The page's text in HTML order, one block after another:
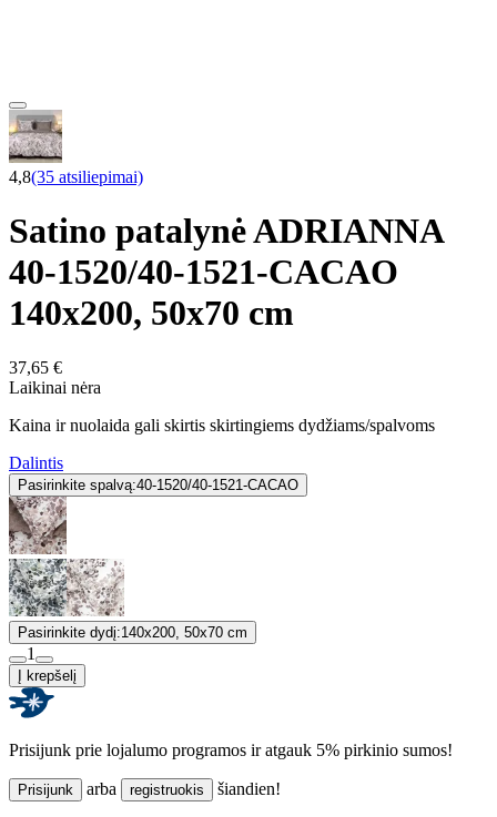
4,8(35 atsiliepimai)
Satino patalynė ADRIANNA
40-1520/40-1521-CACAO
140x200, 50x70 cm
37,65 €
Laikinai nėra
Kaina ir nuolaida gali skirtis skirtingiems dydžiams/spalvoms
Dalintis
Pasirinkite spalvą:40-1520/40-1521-CACAO
Pasirinkite dydį:140x200, 50x70 cm
1
Į krepšelį
Prisijunk prie lojalumo programos ir atgauk 5% pirkinio sumos!
Prisijunk arba registruokis šiandien!